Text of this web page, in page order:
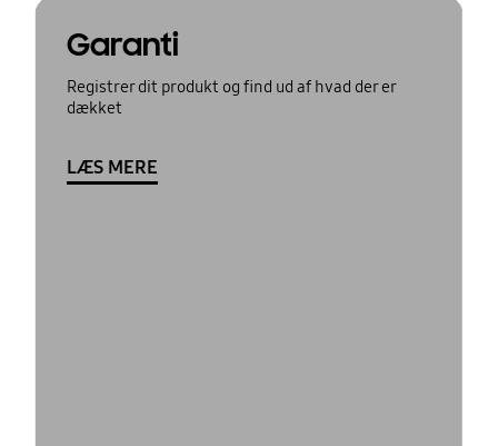
Garanti
Registrer dit produkt og find ud af hvad der er
dækket
LÆS MERE